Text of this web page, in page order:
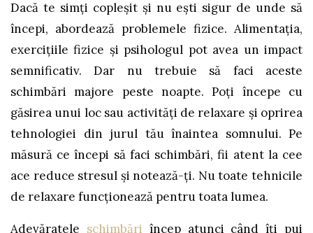
Dacă te simți copleșit și nu eşti sigur de unde să
începi, abordează problemele fizice. Alimentația,
exercițiile fizice și psihologul pot avea un impact
semnificativ. Dar nu trebuie să faci aceste
schimbări majore peste noapte. Poţi începe cu
găsirea unui loc sau activităţi de relaxare şi oprirea
tehnologiei din jurul tău înaintea somnului. Pe
măsură ce începi să faci schimbări, fii atent la cee
ace reduce stresul şi notează-ţi. Nu toate tehnicile
de relaxare funcţionează pentru toata lumea.
Adevăratele schimbări încep atunci când îţi pui